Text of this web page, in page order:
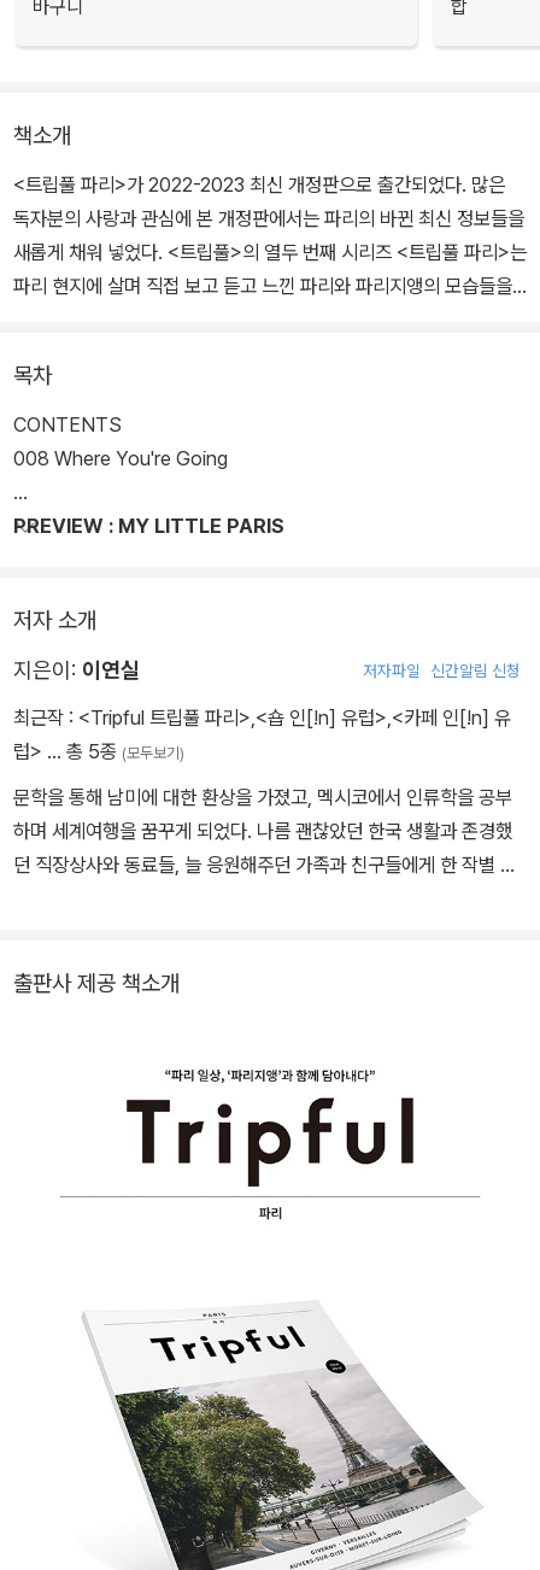
바구니 합
책소개
<트립풀 파리>가 2022-2023 최신 개정판으로 출간되었다. 많은
독자분의 사랑과 관심에 본 개정판에서는 파리의 바뀐 최신 정보들을
새롭게 채워 넣었다. <트립풀>의 열두 번째 시리즈 <트립풀 파리>는
파리 현지에 살며 직접 보고 듣고 느낀 파리와 파리지앵의 모습들을
파리에 살며 틈틈이 카메라를 들고 나선 저자는 꾸미지 않아도 멋스
러운 파리의 민낯을 열심히 담고, 파리에서 태어나고 자란 로컬들이
직접 운영하는 동네 투어에도 참가해 그들의 일상 이야기를 귀담아듣
접 만난 현지인들의 인터뷰 글을 통해, 정확한 정보는 물론 그들의 마
목차
CONTENTS
008 Where You're Going
PREVIEW : MY LITTLE PARIS
저자 소개
지은이: 이연실 저자파일 신간알림 신청
최근작 : <Tripful 트립풀 파리>,<숍 인[!n] 유럽>,<카페 인[!n] 유
럽> … 총 5종 (모두보기)
문학을 통해 남미에 대한 환상을 가졌고, 멕시코에서 인류학을 공부
하며 세계여행을 꿈꾸게 되었다. 나름 괜찮았던 한국 생활과 존경했
던 직장상사와 동료들, 늘 응원해주던 가족과 친구들에게 한 작별 인
서 여전히 여행을 하고 있다.
출판사 제공 책소개